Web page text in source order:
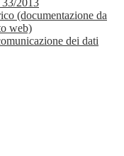
2013
(documentazione da
web)
dei dati